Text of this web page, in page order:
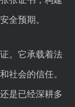
全预期。
。它承载着法
社会的信任。
是已经深耕多